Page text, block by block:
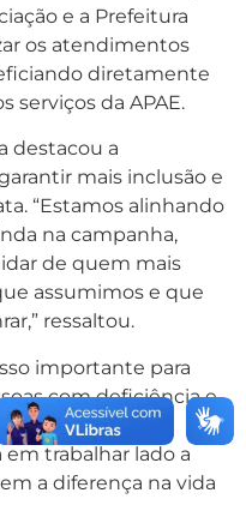
e a Prefeitura
os atendimentos
diretamente
serviços da APAE.
destacou a
mais inclusão e
“Estamos alinhando
na campanha,
de quem mais
assumimos e que
ressaltou.
importante para
com deficiência e
e inclusiva. A
trabalhar lado a
a diferença na vida